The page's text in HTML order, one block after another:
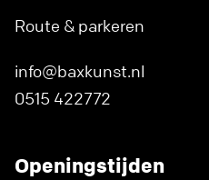
Route & parkeren
info@baxkunst.nl
0515 422772
Openingstijden